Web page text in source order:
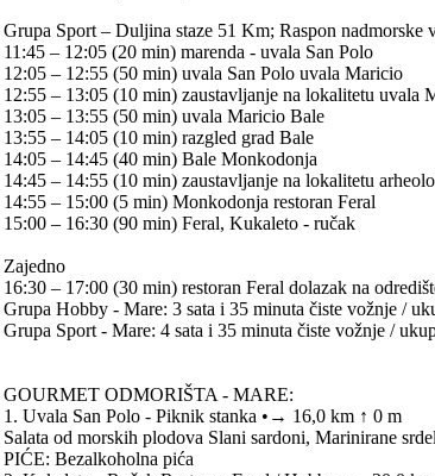
Grupa Sport – Duljina staze 51 Km; Raspon
11:45 – 12:05 (20 min) marenda - uvala San Polo
12:05 – 12:55 (50 min) uvala San Polo uvala Maricio
12:55 – 13:05 (10 min) zaustavljanje na lokalitetu uvala
13:05 – 13:55 (50 min) uvala Maricio Bale
13:55 – 14:05 (10 min) razgled grad Bale
14:05 – 14:45 (40 min) Bale Monkodonja
14:45 – 14:55 (10 min) zaustavljanje na lokalitetu
14:55 – 15:00 (5 min) Monkodonja restoran Feral
15:00 – 16:30 (90 min) Feral, Kukaleto - ručak
Zajedno
16:30 – 17:00 (30 min) restoran Feral dolazak na
Grupa Hobby - Mare: 3 sata i 35 minuta čiste vožnje /
Grupa Sport - Mare: 4 sata i 35 minuta čiste vožnje /
GOURMET ODMORIŠTA - MARE:
1. Uvala San Polo - Piknik stanka •→ 16,0 km ↑ 0 m
Salata od morskih plodova Slani sardoni, Marinirane
PIĆE: Bezalkoholna pića